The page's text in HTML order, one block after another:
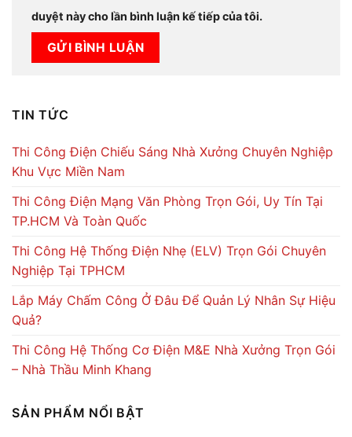
duyệt này cho lần bình luận kế tiếp của tôi.
TIN TỨC
Thi Công Điện Chiếu Sáng Nhà Xưởng Chuyên Nghiệp
Khu Vực Miền Nam
Thi Công Điện Mạng Văn Phòng Trọn Gói, Uy Tín Tại
TP.HCM Và Toàn Quốc
Thi Công Hệ Thống Điện Nhẹ (ELV) Trọn Gói Chuyên
Nghiệp Tại TPHCM
Lắp Máy Chấm Công Ở Đâu Để Quản Lý Nhân Sự Hiệu
Quả?
Thi Công Hệ Thống Cơ Điện M&E Nhà Xưởng Trọn Gói
– Nhà Thầu Minh Khang
SẢN PHẨM NỔI BẬT